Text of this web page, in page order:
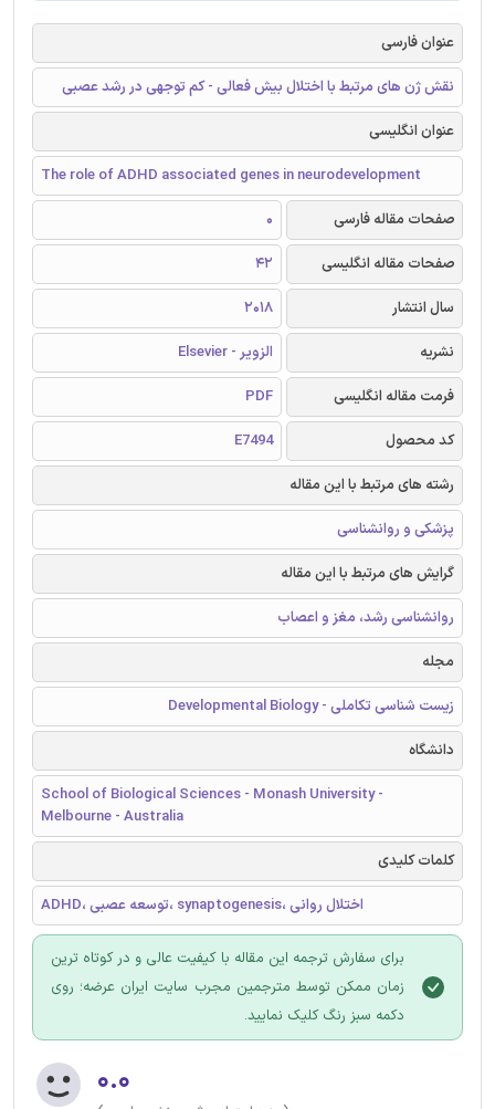
عنوان فارسی
نقش ژن های مرتبط با اختلال بیش فعالی - کم توجهی در رشد عصبی
عنوان انگلیسی
The role of ADHD associated genes in neurodevelopment
صفحات مقاله فارسی
0
صفحات مقاله انگلیسی
42
سال انتشار
2018
نشریه
الزویر - Elsevier
فرمت مقاله انگلیسی
PDF
کد محصول
E7494
رشته های مرتبط با این مقاله
پزشکی و روانشناسی
گرایش های مرتبط با این مقاله
روانشناسی رشد، مغز و اعصاب
مجله
زیست شناسی تکاملی - Developmental Biology
دانشگاه
School of Biological Sciences - Monash University -
Melbourne - Australia
کلمات کلیدی
ADHD، توسعه عصبی، synaptogenesis، اختلال روانی
برای سفارش ترجمه این مقاله با کیفیت عالی و در کوتاه ترین
زمان ممکن توسط مترجمین مجرب سایت ایران عرضه؛ روی
دکمه سبز رنگ کلیک نمایید.
۰.۰